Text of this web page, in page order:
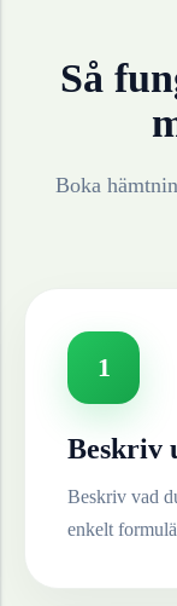
Så
Boka
1
Beskriv
Beskriv vad
enkelt